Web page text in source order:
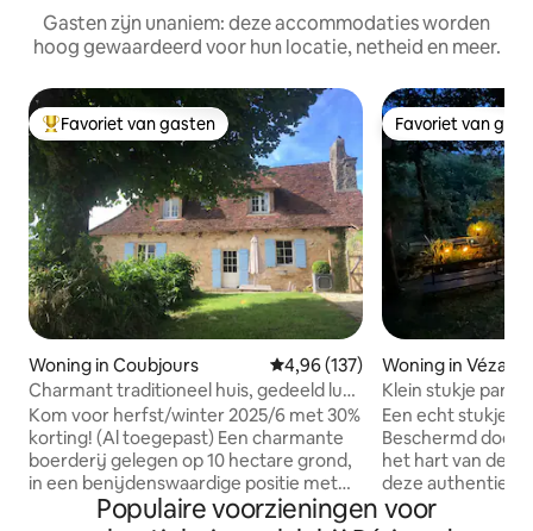
Gasten zijn unaniem: deze accommodaties worden
hoog gewaardeerd voor hun locatie, netheid en meer.
Topfavoriet van gasten
Favoriet van gasten
Woning in Coubjours Gemiddelde beoordeling van
4,96 (137)
Charmant traditioneel huis, gedeeld luxe
zwembad
Kom voor herfst/winter 2025/6 met 30%
korting! (Al toegepast) Een charmante
boerderij gelegen op 10 hectare grond,
in een benijdenswaardige positie met
uitzonderlijke uitzichten. Om op elk
Favoriet van
Favoriet van
Woning in Vézac
Klein stukje
Een echt stukje
Beschermd door
het hart van de
deze authentieke
in een magisch
Populaire voorzieningen voor